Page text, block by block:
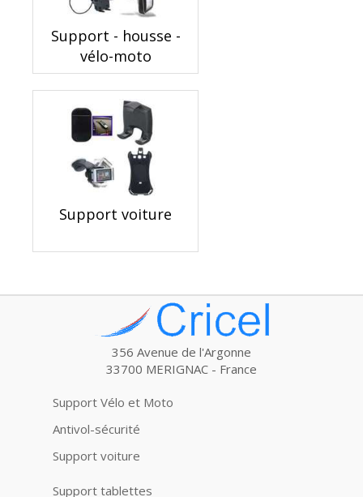
Support - housse -
vélo-moto
Support voiture
356 Avenue de l'Argonne
33700 MERIGNAC - France
Support Vélo et Moto
Antivol-sécurité
Support voiture
Support tablettes